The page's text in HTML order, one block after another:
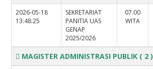
2026-05-18
13:48:25
SEKRETARIAT
PANITIA UAS
GENAP
2025/2026
07.00
WITA
MAGISTER ADMINISTRASI PUBLIK ( 2 )